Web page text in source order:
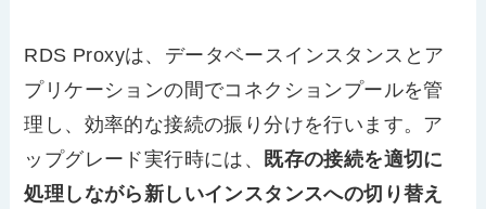
RDS Proxyは、データベースインスタンスとア
プリケーションの間でコネクションプールを管
理し、効率的な接続の振り分けを行います。ア
ップグレード実行時には、
既存の接続を適切に
処理しながら新しいインスタンスへの切り替え